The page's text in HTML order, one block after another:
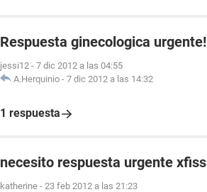
Respuesta ginecologica urgente!
jessi12 - 7 dic 2012 a las 04:55
A.Herquinio - 7 dic 2012 a las 14:32
1 respuesta
necesito respuesta urgente xfiss
katherine - 23 feb 2012 a las 21:23